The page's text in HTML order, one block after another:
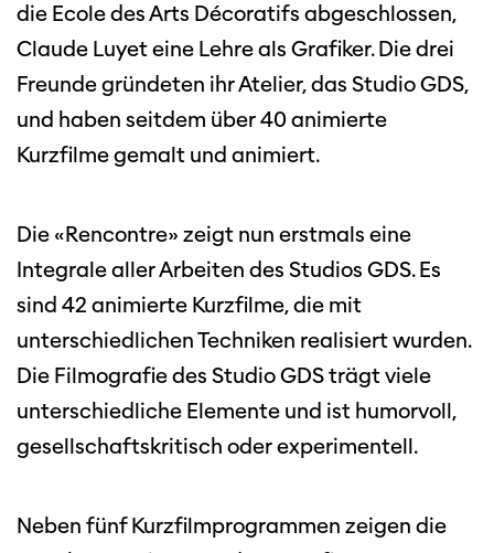
die Ecole des Arts Décoratifs abgeschlossen,
Claude Luyet eine Lehre als Grafiker. Die drei
Freunde gründeten ihr Atelier, das Studio GDS,
und haben seitdem über 40 animierte
Kurzfilme gemalt und animiert.
Die «Rencontre» zeigt nun erstmals eine
Integrale aller Arbeiten des Studios GDS. Es
sind 42 animierte Kurzfilme, die mit
unterschiedlichen Techniken realisiert wurden.
Die Filmografie des Studio GDS trägt viele
unterschiedliche Elemente und ist humorvoll,
gesellschaftskritisch oder experimentell.
Neben fünf Kurzfilmprogrammen zeigen die